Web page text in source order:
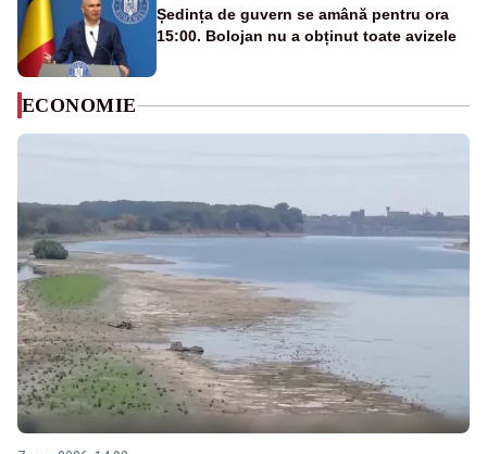
Ședința de guvern se amână pentru ora
15:00. Bolojan nu a obținut toate avizele
ECONOMIE